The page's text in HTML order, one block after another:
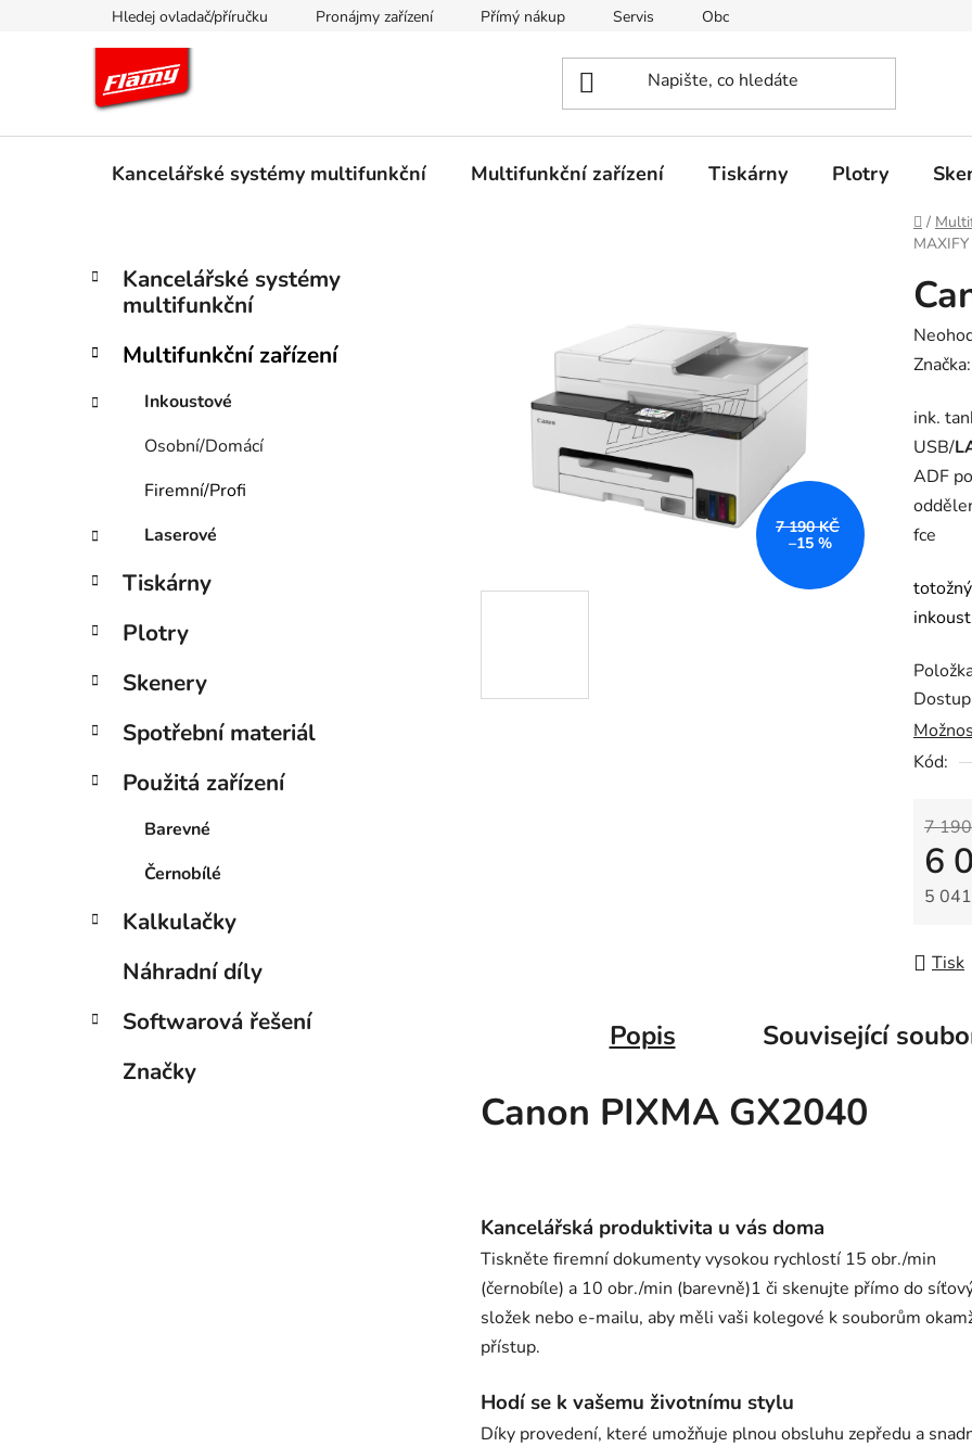
Hledej ovladač/příručku Pronájmy zařízení Přímý nákup Servis Obchodní podmínky
Kancelářské systémy multifunkční Multifunkční zařízení Tiskárny Plotry
Domů
/
P
t
a
a
n
l
Přeskočit
kategorie
K
a
g
r
Kancelářské systémy
multifunkční
Multifunkční zařízení
Inkoustové
Osobní/Domácí
Firemní/Profi
Laserové
Tiskárny
Plotry
Skenery
Spotřební materiál
Použitá zařízení
Barevné
Černobílé
Kalkulačky
Náhradní díly
Softwarová řešení
Značky
je
0,0
z
5
Značka:
ink.
USB/
ADF
fce
totožný
Kód:
7
6
5
Tisk
7 190 KČ
–15 %
Popis Související
Canon PIXMA GX2040
Kancelářská produktivita u vás doma
Tiskněte firemní dokumenty vysokou rychlostí 15 obr./min
(černobíle) a 10 obr./min (barevně)1 či skenujte přímo do
složek nebo e-mailu, aby měli vaši kolegové k souborům
přístup.
Hodí se k vašemu životnímu stylu
Díky provedení, které umožňuje plnou obsluhu zepředu a